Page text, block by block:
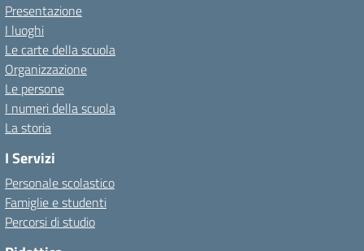
Presentazione
I luoghi
Le carte della scuola
Organizzazione
Le persone
I numeri della scuola
La storia
I Servizi
Personale scolastico
Famiglie e studenti
Percorsi di studio